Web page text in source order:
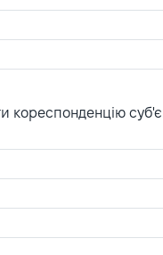
кореспонденцію